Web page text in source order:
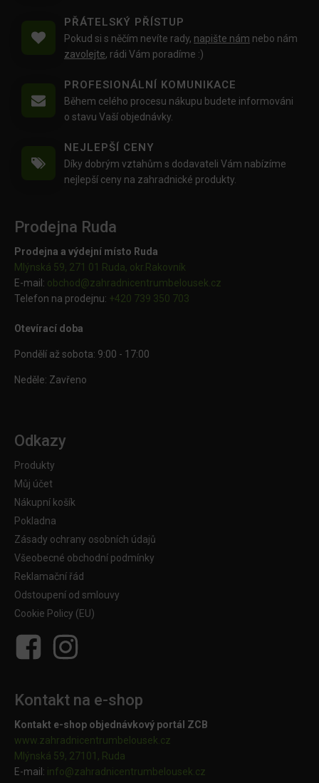
PŘÁTELSKÝ PŘÍSTUP
Pokud si s něčím nevíte rady, napište nám nebo nám
zavolejte, rádi Vám poradíme :)
PROFESIONÁLNÍ KOMUNIKACE
Během celého procesu nákupu budete informováni
o stavu Vaší objednávky.
NEJLEPŠÍ CENY
Díky dobrým vztahům s dodavateli Vám nabízíme
nejlepší ceny na zahradnické produkty.
Prodejna Ruda
Prodejna a výdejní místo Ruda
Mlýnská 59, 271 01 Ruda, okr.Rakovník
E-mail: obchod@zahradnicentrumbelousek.cz
Telefon na prodejnu: +420 739 350 703
Otevírací doba
Pondělí až sobota: 9:00 - 17:00
Neděle: Zavřeno
Odkazy
Produkty
Můj účet
Nákupní košík
Pokladna
Zásady ochrany osobních údajů
Všeobecné obchodní podmínky
Reklamační řád
Odstoupení od smlouvy
Cookie Policy (EU)
Kontakt na e-shop
Kontakt e-shop objednávkový portál ZCB
www.zahradnicentrumbelousek.cz
Mlýnská 59, 27101, Ruda
E-mail: info@zahradnicentrumbelousek. cz